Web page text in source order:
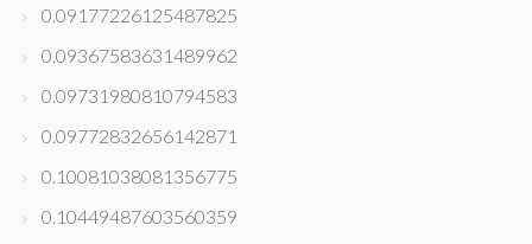
0.09177226125487825
0.09367583631489962
0.09731980810794583
0.09772832656142871
0.10081038081356775
0.10449487603560359